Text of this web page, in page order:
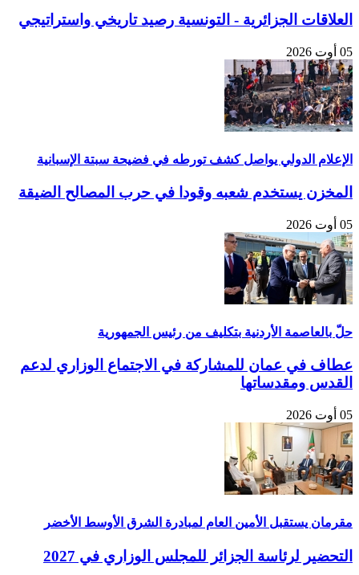
العلاقات الجزائرية - التونسية رصيد تاريخي واستراتيجي
05 أوت 2026
الإعلام الدولي يواصل كشف تورطه في فضيحة سبتة الإسبانية
المخزن يستخدم شعبه وقودا في حرب المصالح الضيقة
05 أوت 2026
حلّ بالعاصمة الأردنية بتكليف من رئيس الجمهورية
عطاف في عمان للمشاركة في الاجتماع الوزاري لدعم
القدس ومقدساتها
05 أوت 2026
مقرمان يستقبل الأمين العام لمبادرة الشرق الأوسط الأخضر
التحضير لرئاسة الجزائر للمجلس الوزاري في 2027